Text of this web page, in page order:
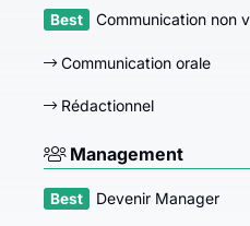
Communication non
Communication orale
Rédactionnel
Management
Devenir Manager